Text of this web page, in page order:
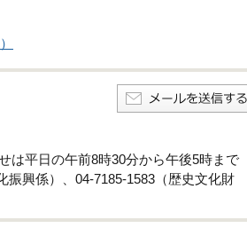
平日の午前8時30分から午後5時まで
振興係）、04-7185-1583（歴史文化財